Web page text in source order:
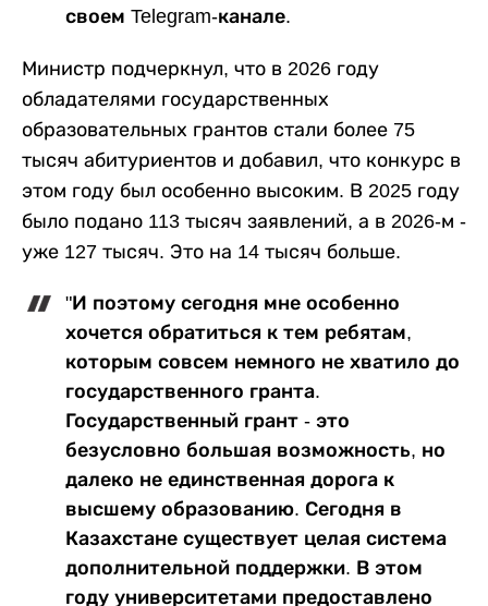
своем Telegram-канале.
Министр подчеркнул, что в 2026 году
обладателями государственных
образовательных грантов стали более 75
тысяч абитуриентов и добавил, что конкурс в
этом году был особенно высоким. В 2025 году
было подано 113 тысяч заявлений, а в 2026-м -
уже 127 тысяч. Это на 14 тысяч больше.
"И поэтому сегодня мне особенно
хочется обратиться к тем ребятам,
которым совсем немного не хватило до
государственного гранта.
Государственный грант - это
безусловно большая возможность, но
далеко не единственная дорога к
высшему образованию. Сегодня в
Казахстане существует целая система
дополнительной поддержки. В этом
году университетами предоставлено